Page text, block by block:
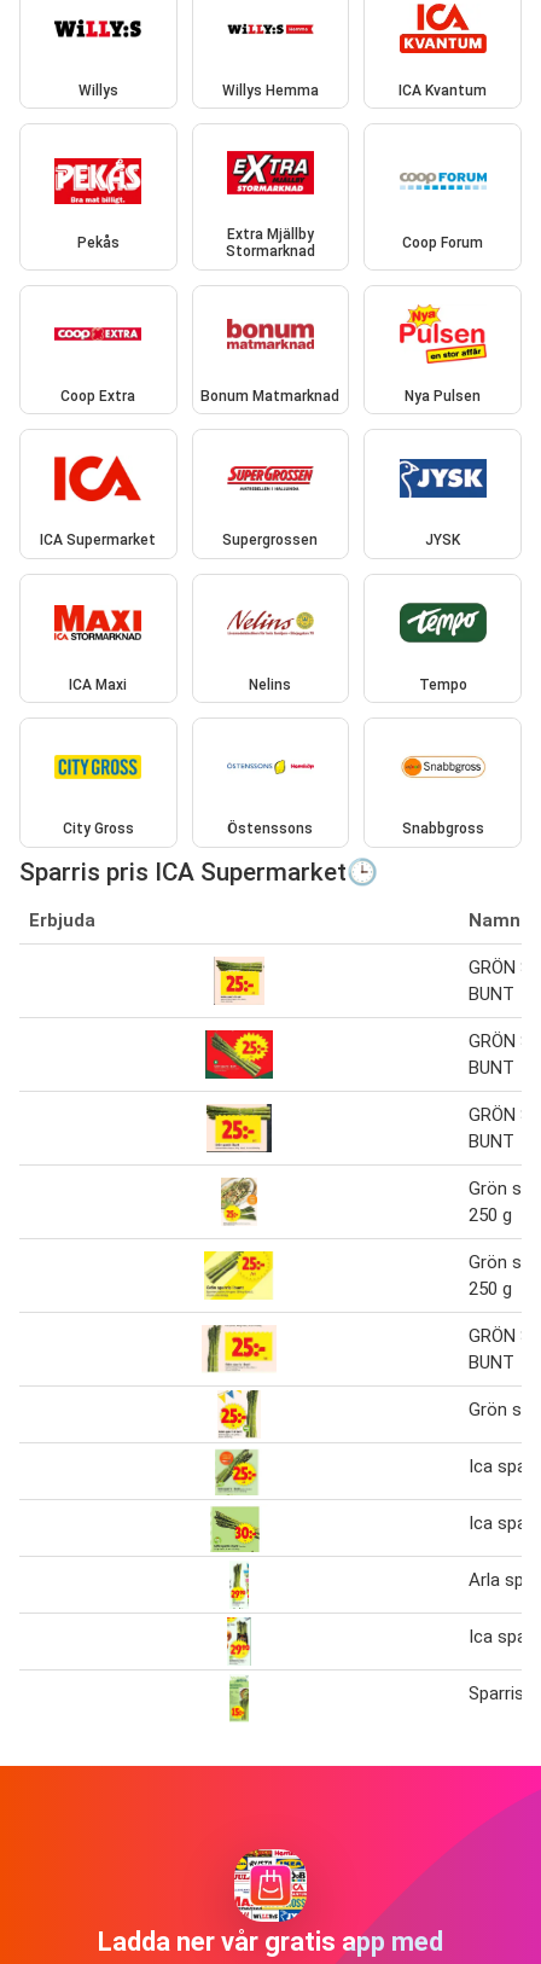
Willys Willys Hemma ICA Kvantum
Pekås
Extra Mjällby
Stormarknad
Coop Forum
Coop Extra Bonum Matmarknad Nya Pulsen
ICA Supermarket Supergrossen JYSK
ICA Maxi Nelins Tempo
City Gross Östenssons Snabbgross
Sparris pris ICA Supermarket🕒
Erbjuda Namn
GRÖN
BUNT
GRÖN
BUNT
GRÖN
BUNT
Grön
250 g
Grön
250 g
GRÖN
BUNT
Grön
Ica
Ica
Arla
Ica
Sparris
Ladda ner vår gratis app med